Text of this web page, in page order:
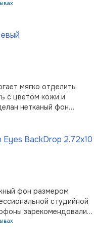
даёт мягкий
мягко отделить
с цветом кожи и
нетканый фон
BackDrop 2.72x10
фон размером
студийной
зарекомендовали
как